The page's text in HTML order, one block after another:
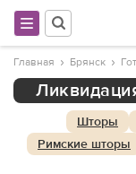
Главная Брянск
Шторы
Римские шторы